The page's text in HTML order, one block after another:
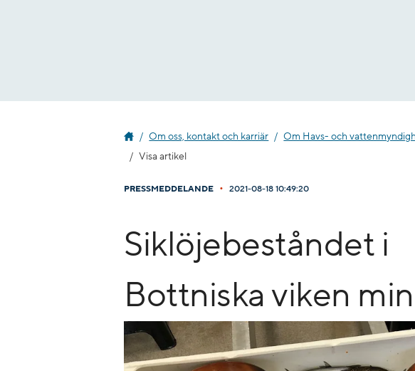
Om oss, kontakt och karriär Om Havs- och
Visa artikel
PRESSMEDDELANDE • 2021-08-18 10:49:20
Siklöjebeståndet i
Bottniska viken